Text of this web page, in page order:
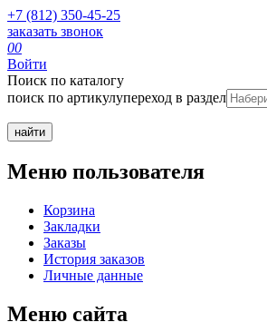
+7 (812) 350-45-25
заказать звонок
00
Войти
Поиск по каталогу
поиск по артикулупереход в раздел
Меню пользователя
Корзина
Закладки
Заказы
История заказов
Личные данные
Меню сайта